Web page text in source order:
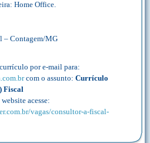
Home Office.
– Contagem/MG
por e-mail para:
com o assunto: Currículo
Fiscal
acesse:
vagas/consultor-a-fiscal-